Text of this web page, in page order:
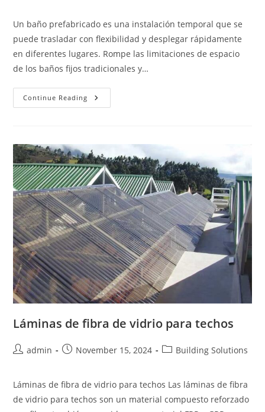
Un baño prefabricado es una instalación temporal que se
puede trasladar con flexibilidad y desplegar rápidamente
en diferentes lugares. Rompe las limitaciones de espacio
de los baños fijos tradicionales y…
Continue Reading Baños
Prefabricados
Láminas de fibra de vidrio para techos
Postadmin
PostNovember 15, 2024
PostBuilding Solutions
Láminas de fibra de vidrio para techos Las láminas de fibra
de vidrio para techos son un material compuesto reforzado